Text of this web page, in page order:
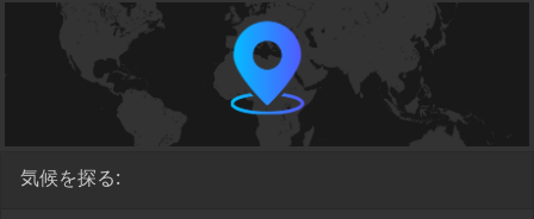
気候を探る: